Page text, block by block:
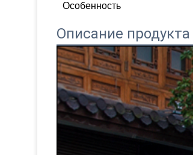
Особенность
Описание продукта